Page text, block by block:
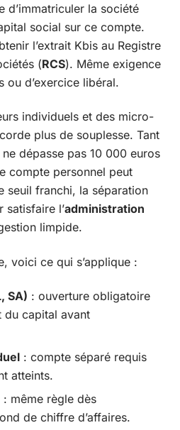
d’immatriculer la société
social sur ce compte.
l’extrait Kbis au Registre
(RCS). Même exigence
ou d’exercice libéral.
individuels et des micro-
plus de souplesse. Tant
dépasse pas 10 000 euros
compte personnel peut
seuil franchi, la séparation
satisfaire l’administration
limpide.
voici ce qui s’applique :
SA) : ouverture obligatoire
du capital avant
: compte séparé requis
atteints.
: même règle dès
de chiffre d’affaires.